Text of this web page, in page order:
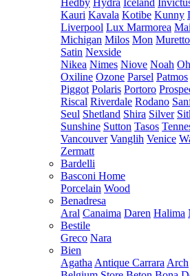
Hedby Hydra Iceland
Kauri Kavala Kotibe Kunny
Liverpool Lux Marmorea
Michigan Milos Mon Muretto
Satin Nexside
Nikea Nimes Niove Noah
Oxiline Ozone Parsel Patmos
Piggot Polaris Portoro
Riscal Riverdale Rodano
Seul Shetland Shira Silver
Sunshine Sutton Tasos
Vancouver Vanglih Venice
Zermatt
Bardelli
Basconi Home
Porcelain Wood
Benadresa
Aral Canaima Daren Halima
Bestile
Greco Nara
Bien
Agatha Antique Carrara Arch